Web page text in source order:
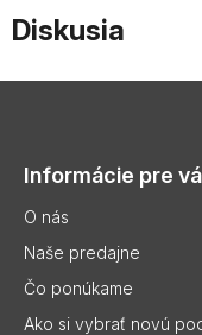
Diskusia
Informácie pre
O nás
Naše predajne
Čo ponúkame
Ako si vybrať novú